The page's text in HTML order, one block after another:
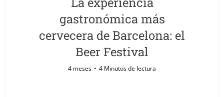
gastronómica más
cervecera de Barcelona: el
Beer Festival
4 meses 4 Minutos de lectura